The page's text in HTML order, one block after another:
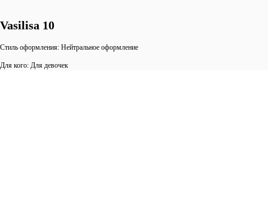
Vasilisa 10
Стиль оформления: Нейтральное оформление
Для кого: Для девочек